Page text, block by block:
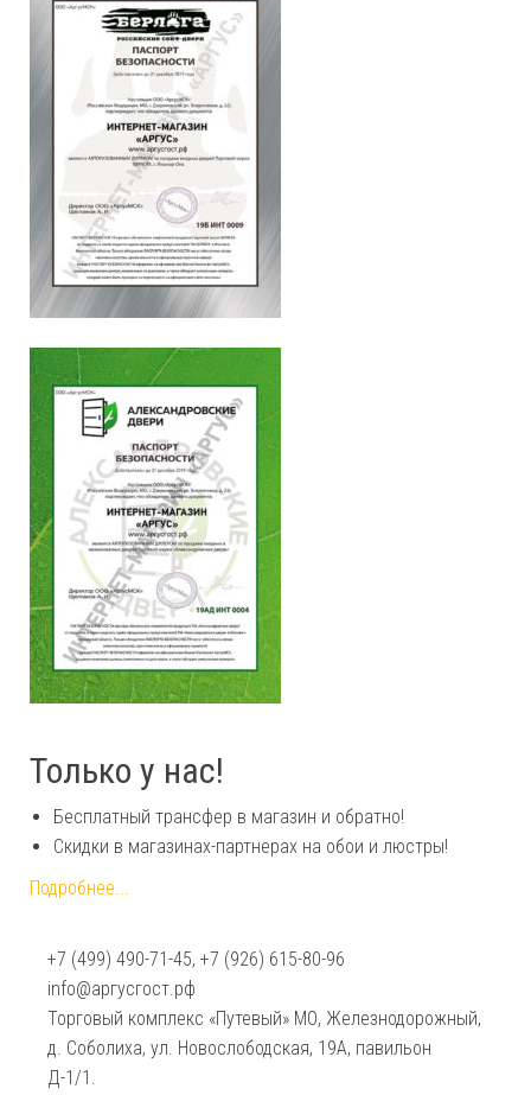
Только у нас!
Бесплатный трансфер в магазин и обратно!
Скидки в магазинах-партнерах на обои и люстры!
Подробнее...
+7 (499) 490-71-45, +7 (926) 615-80-96
info@аргусгост.рф
Торговый комплекс «Путевый» МО, Железнодорожный,
д. Соболиха, ул. Новослободская, 19А, павильон
Д-1/1.